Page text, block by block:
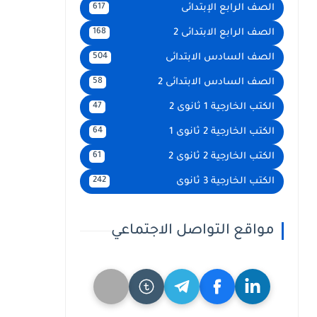
الصف الرابع الإبتدائى 617
الصف الرابع الابتدائى 2 168
الصف السادس الابتدائى 504
الصف السادس الابتدائى 2 58
الكتب الخارجية 1 ثانوى 2 47
الكتب الخارجية 2 ثانوى 1 64
الكتب الخارجية 2 ثانوى 2 61
الكتب الخارجية 3 ثانوى 242
مواقع التواصل الاجتماعي